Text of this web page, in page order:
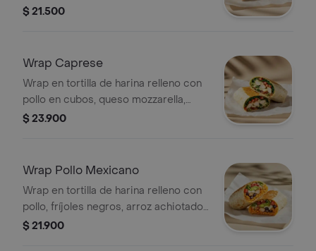
lechuga, tomate y alioli.
$ 21.500
Wrap Caprese
Wrap en tortilla de harina relleno con
pollo en cubos, queso mozzarella,
tomate, espinaca y pesto.
$ 23.900
Wrap Pollo Mexicano
Wrap en tortilla de harina relleno con
pollo, fríjoles negros, arroz achiotado,
queso mozzarella, pico de gallo,
$ 21.900